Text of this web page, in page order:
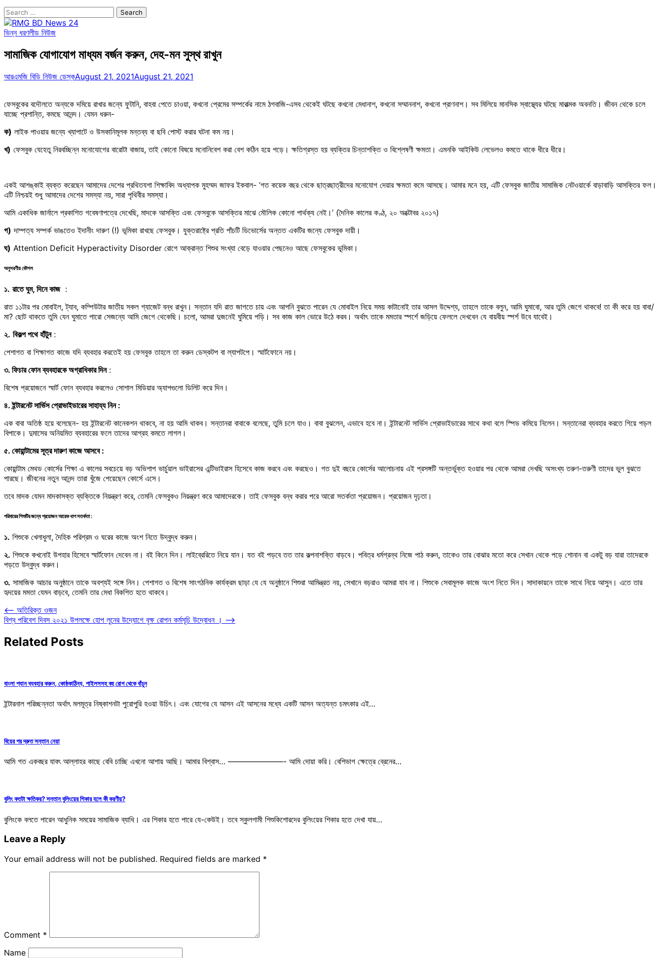
Search
for:
ভিন্ন ধরণলীড নিউজ
সামাজিক যোগাযোগ মাধ্যম বর্জন করুন, দেহ-মন সুস্থ রাখুন
আরএমজি বিডি নিউজ ডেস্কAugust 21, 2021August 21, 2021
ফেসবুকের বদৌলতে অন্যকে দমিয়ে রাখার জন্যে ফুটানি, বাহবা পেতে চাওয়া, কখনো প্রেমের সম্পর্কের নামে ঠগবাজি-এসব থেকেই ঘটছে কখনো মেধানাশ, কখনো সম্মাননাশ, কখনো প্রাণনাশ। সব মিলিয়ে মানসিক স্বাস্থ্যের ঘটছে মারাত্মক অবনতি। জীবন থেকে চলে
যাচ্ছে প্রশান্তি, কমছে আনন্দ। যেমন ধরুন-
ক) লাইক পাওয়ার জন্যে খ্যাপাটে ও উসকানিমূলক মন্তব্য বা ছবি পোস্ট করার ঘটনা কম নয়।
খ) ফেসবুক যেহেতু নিরবচ্ছিন্ন মনোযোগের বারোটা বাজায়, তাই কোনো বিষয়ে মনোনিবেশ করা বেশ কঠিন হয়ে পড়ে। ক্ষতিগ্রস্ত হয় ব্যক্তির চিন্তাশক্তি ও বিশ্লেষণী ক্ষমতা। এমনকি আইকিউ লেভেলও কমতে থাকে ধীরে ধীরে।
একই আশঙ্কাই ব্যক্ত করেছেন আমাদের দেশের প্রথিতযশা শিক্ষাবিদ অধ্যাপক মুহম্মদ জাফর ইকবাল- ‘গত কয়েক বছর থেকে ছাত্রছাত্রীদের মনোযোগ দেয়ার ক্ষমতা কমে আসছে। আমার মনে হয়, এটি ফেসবুক জাতীয় সামাজিক নেটওয়ার্কে বাড়াবাড়ি আসক্তির ফল।
এটি নিশ্চয়ই শুধু আমাদের দেশের সমস্যা নয়, সারা পৃথিবীর সমস্যা।
আমি একাধিক জার্নালে প্রকাশিত গবেষণাপত্রে দেখেছি, মাদকে আসক্তি এবং ফেসবুকে আসক্তির মাঝে মৌলিক কোনো পার্থক্য নেই।’ (দৈনিক কালের কণ্ঠ, ২০ অক্টোবর ২০১৭)
গ) দাম্পত্য সম্পর্ক ভাঙতেও ইদানীং দারুণ (!) ভূমিকা রাখছে ফেসবুক। যুক্তরাষ্ট্রে প্রতি পাঁচটি ডিভোর্সের অন্তত একটির জন্যে ফেসবুক দায়ী।
ঘ) Attention Deficit Hyperactivity Disorder রোগে আক্রান্ত শিশুর সংখ্যা বেড়ে যাওয়ার পেছনেও আছে ফেসবুকের ভূমিকা।
অনুসরণীয় কৌশল
১. রাতে ঘুম, দিনে কাজ:
রাত ১১টার পর মোবাইল, ট্যাব, কম্পিউটার জাতীয় সকল গ্যাজেট বন্ধ রাখুন। সন্তান যদি রাত জাগতে চায় এবং আপনি বুঝতে পারেন যে মোবাইল নিয়ে সময় কাটানোই তার আসল উদ্দেশ্য, তাহলে তাকে বলুন, আমি ঘুমাবো, আর তুমি জেগে থাকবে! তা কী করে হয় বাবা/
মা? ছোট থাকতে তুমি যেন ঘুমাতে পারো সেজন্যে আমি জেগে থেকেছি। চলো, আমরা দুজনেই ঘুমিয়ে পড়ি। সব কাজ কাল ভোরে উঠে করব। অর্থাৎ তাকে মমতার স্পর্শে জড়িয়ে ফেললে দেখবেন যে বায়বীয় স্পর্শ উবে যাবেই।
২. বিকল্প পথে হাঁটুন:
পেশাগত বা শিক্ষাগত কাজে যদি ব্যবহার করতেই হয় ফেসবুক তাহলে তা করুন ডেস্কটপ বা ল্যাপটপে। স্মার্টফোনে নয়।
৩. ফিচার ফোন ব্যবহারকে অগ্রাধিকার দিন:
বিশেষ প্রয়োজনে স্মার্ট ফোন ব্যবহার করলেও সোশাল মিডিয়ার অ্যাপগুলো ডিলিট করে দিন।
৪. ইন্টারনেট সার্ভিস প্রোভাইডারের সাহায্য নিন :
এক বাবা অতিষ্ঠ হয়ে বলেছেন- হয় ইন্টারনেট কানেকশন থাকবে, না হয় আমি থাকব। সন্তানরা বাবাকে বলেছে, তুমি চলে যাও। বাবা বুঝলেন, এভাবে হবে না। ইন্টারনেট সার্ভিস প্রোভাইডারের সাথে কথা বলে স্পিড কমিয়ে নিলেন। সন্তানেরা ব্যবহার করতে গিয়ে পড়ল
বিপাকে। দুমাসের অনিয়মিত ব্যবহারের ফলে তাদের আগ্রহ কমতে লাগল।
৫. কোয়ান্টামের সূত্র দারুণ কাজে আসবে :
কোয়ান্টাম মেথড কোর্সের শিক্ষা এ কালের সবচেয়ে বড় অভিশাপ ভার্চুয়াল ভাইরাসের এন্টিভাইরাস হিসেবে কাজ করবে এবং করছেও। গত দুই বছরে কোর্সের আলোচনায় এই প্রসঙ্গটি অন্তর্ভুক্ত হওয়ার পর থেকে আমরা দেখছি অসংখ্য তরুণ-তরুণী তাদের ভুল বুঝতে
পারছে। জীবনের নতুন আনন্দ তারা খুঁজে পেয়েছেন কোর্সে এসে।
তবে মাদক যেমন মাদকাসক্ত ব্যক্তিকে নিয়ন্ত্রণ করে, তেমনি ফেসবুকও নিয়ন্ত্রণ করে আমাদেরকে। তাই ফেসবুক বন্ধ করার পরে আরো সতর্কতা প্রয়োজন। প্রয়োজন দৃঢ়তা।
পরিবারের শিশুটির জন্যে প্রয়োজন আরেক ধাপ সতর্কতা :
১. শিশুকে খেলাধুলা, দৈহিক পরিশ্রম ও ঘরের কাজে অংশ নিতে উদ্বুদ্ধ করুন।
২. শিশুকে কখনোই উপহার হিসেবে স্মার্টফোন দেবেন না। বই কিনে দিন। লাইব্রেরিতে নিয়ে যান। যত বই পড়বে তত তার কল্পনাশক্তি বাড়বে। পবিত্র ধর্মগ্রন্থ নিজে পাঠ করুন, তাকেও তার বোঝার মতো করে সেখান থেকে পড়ে শোনান বা একটু বড় যারা তাদেরকে
পড়তে উদ্বুদ্ধ করুন।
৩. সামাজিক আচার অনুষ্ঠানে তাকে অবশ্যই সঙ্গে নিন। পেশাগত ও বিশেষ সাংগঠনিক কার্যক্রম ছাড়া যে যে অনুষ্ঠানে শিশুরা আমিন্ত্রত নয়, সেখানে বড়রাও আমরা যাব না। শিশুকে সেবামূলক কাজে অংশ নিতে দিন। সাদাকায়নে তাকে সাথে নিয়ে আসুন। এতে তার
হৃদয়ের মমতা যেমন বাড়বে, তেমনি তার মেধা বিকশিত হতে থাকবে।
Post
navigation
⟵ অতিরিক্ত ওজন
বিশ্ব পরিবেশ দিবস ২০২১ উপলক্ষে হোপ লুনের উদ্যোগে বৃক্ষ রোপন কর্মসূচি উদ্বোধন । ⟶
Related Posts
বাংলা প্যান ব্যবহার করুন, কোষ্ঠকাঠিন্য, পাইলসসহ বহু রোগ থেকে বাঁচুন
ইন্টারনাল পরিচ্ছন্নতা অর্থাৎ মলমূত্র নিষ্কাশনটা পুরোপুরি হওয়া উচিৎ। এবং যোগের যে আসন এই আসনের মধ্যে একটি আসন অত্যন্ত চমৎকার এই…
বিয়ের পর দ্রুত সন্তান নেয়া
আমি গত একবছর যাবৎ আল্লাহর কাছে বেবি চাচ্ছি এখনো আশায় আছি। আমার বিশ্বাস… ———————- আমি দোয়া করি। বেশিভাগ ক্ষেত্রে ব্রেনের…
বুলিং কতটা ক্ষতিকর? সন্তান বুলিংয়ের শিকার হলে কী করণীয়?
বুলিংকে বলতে পারেন আধুনিক সময়ের সামাজিক ব্যাধি। এর শিকার হতে পারে যে-কেউই। তবে স্কুলগামী শিশুকিশোরদের বুলিংয়ের শিকার হতে দেখা যায়…
Leave a Reply
Your email address will not be published. Required fields are marked *
Comment *
Name